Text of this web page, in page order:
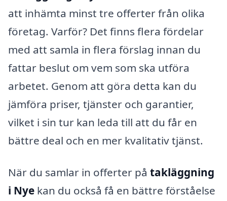
att inhämta minst tre offerter från olika
företag. Varför? Det finns flera fördelar
med att samla in flera förslag innan du
fattar beslut om vem som ska utföra
arbetet. Genom att göra detta kan du
jämföra priser, tjänster och garantier,
vilket i sin tur kan leda till att du får en
bättre deal och en mer kvalitativ tjänst.
När du samlar in offerter på takläggning
i Nye kan du också få en bättre förståelse